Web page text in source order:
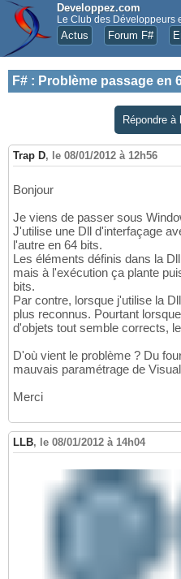
Developpez.com
Le Club des Développeurs
Actus Forum F#
F# : Problème passage en
Répondre
Trap D, le 08/01/2012 à 12h56
Bonjour
Je viens de passer sous
J'utilise une Dll d'interfaçage
l'autre en 64 bits.
Les éléments définis dans la
mais à l'exécution ça plante
bits.
Par contre, lorsque j'utilise la
plus reconnus. Pourtant
d'objets tout semble corrects,
D'où vient le problème ? Du
mauvais paramétrage de
Merci
LLB, le 08/01/2012 à 14h04